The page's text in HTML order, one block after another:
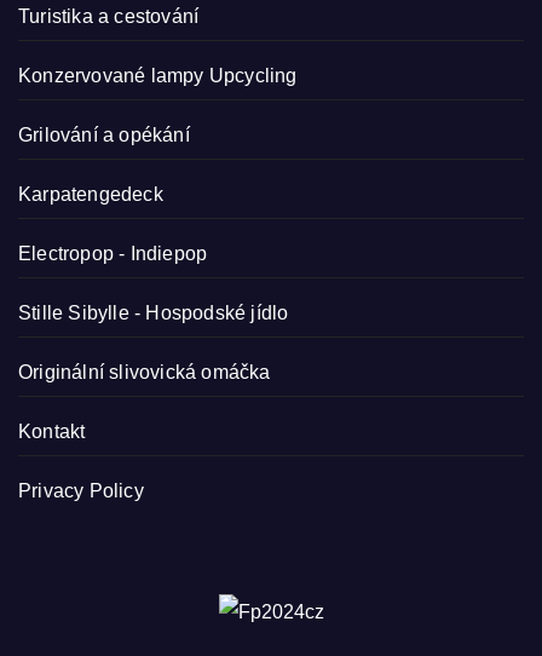
Turistika a cestování
Konzervované lampy Upcycling
Grilování a opékání
Karpatengedeck
Electropop - Indiepop
Stille Sibylle - Hospodské jídlo
Originální slivovická omáčka
Kontakt
Privacy Policy